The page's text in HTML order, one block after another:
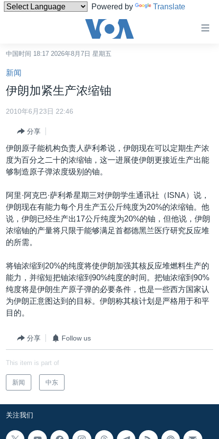
Powered by Translate
碍
链
接
转
跳
转
导
航
跳
转
中国
港澳
国际
最新国际新闻
中东
欧洲
非洲
全球议题
分类新闻
人权·法律·宗教
科教·文娱·体健
军事
环境
热点专题
白宫要闻
国会报道
美国建国250周年
埃博拉疫情
美国之音专访
南中国海争端
关注西藏
GEN Z 看美国
VOA视频
VOA今日焦点
关注我们
其他语言网站
中国时间 18:17 2026年8月7日 星期五
新闻
伊朗加紧生产浓缩铀
2010年6月23日 22:46
分享
伊朗原子能机构负责人萨利希说，伊朗现在可以定期生产浓
度为百分之二十的浓缩铀，这一进展使伊朗更接近生产出能
够制造原子弹浓度级别的铀。
阿里·阿克巴·萨利希星期三对伊朗学生通讯社（ISNA）说，
伊朗现在有能力每个月生产五公斤纯度为20%的浓缩铀。他
说，伊朗已经生产出17公斤纯度为20%的铀，但他说，伊朗
浓缩铀的产量将只限于能够满足首都德黑兰医疗研究反应堆
的所需。
将铀浓缩到20%的纯度将使伊朗加强其核反应堆燃料生产的
能力，并缩短把铀浓缩到90%纯度的时间。把铀浓缩到90%
纯度将是伊朗生产原子弹的必要条件，也是一些西方国家认
为伊朗正意图达到的目标。伊朗称其核计划是严格用于和平
目的。
分享 Follow us
This item is part of
新闻 中东
关注我们